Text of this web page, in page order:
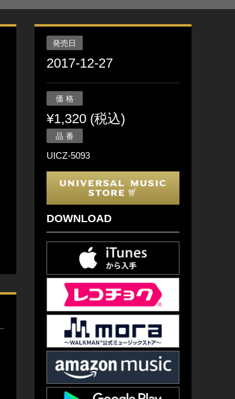
発売日
2017-12-27
価 格
¥1,320 (税込)
品 番
UICZ-5093
DOWNLOAD